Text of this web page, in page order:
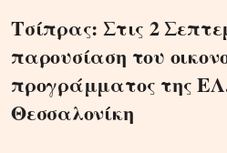
Τσίπρας: Στις 2
παρουσίαση του
προγράμματος της
Θεσσαλονίκη